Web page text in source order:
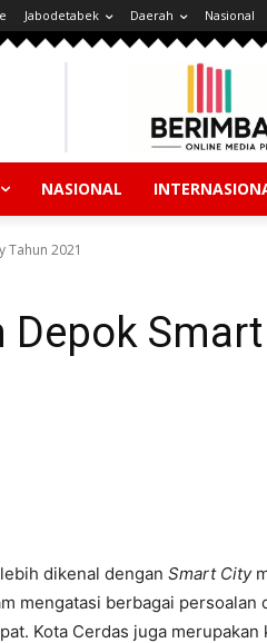
Jabodetabek Daerah Nasional
NASIONAL
Tahun 2021
dikenal dengan Smart City
mengatasi berbagai persoalan
Kota Cerdas juga